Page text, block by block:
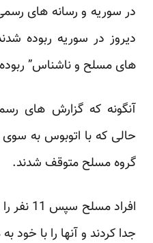
دیروز در سوریه ربوده
های مسلح و ناشناس”
آنگونه که گزارش های
حالی که با اتوبوس به
گروه مسلح متوقف شدند.
جدا کردند و آنها را با خود